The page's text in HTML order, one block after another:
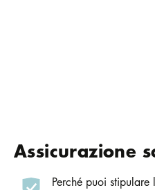
Assicurazione
Perché puoi